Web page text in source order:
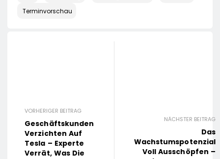
Terminvorschau
VORHERIGER BEITRAG
Geschäftskunden
Verzichten Auf
Tesla – Experte
Verrät, Was Die
NÄCHSTER BEITRAG
Das
Wachstumspotenzial
Voll Ausschöpfen –